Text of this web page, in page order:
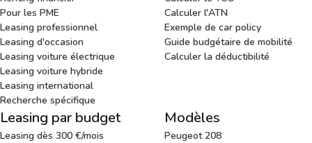
Pour les PME
Leasing professionnel
Leasing d'occasion
Leasing voiture électrique
Leasing voiture hybride
Leasing international
Recherche spécifique
Calculer l'ATN
Exemple de car policy
Guide budgétaire de mobilité
Calculer la déductibilité
Leasing par budget
Leasing dès 300 €/mois
Modèles
Peugeot 208